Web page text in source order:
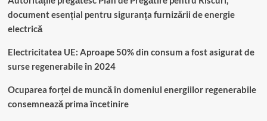
document esențial pentru siguranța furnizării de energie
electrică
Electricitatea UE: Aproape 50% din consum a fost asigurat de
surse regenerabile în 2024
Ocuparea forței de muncă în domeniul energiilor regenerabile
consemnează prima încetinire